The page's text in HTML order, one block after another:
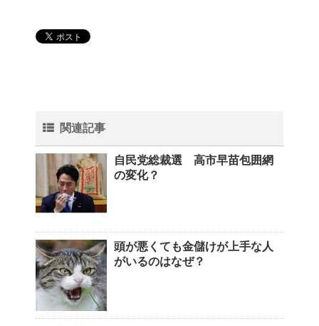
関連記事
自民党総裁選 高市早苗包囲網
の変化？
頭が悪くても金儲けが上手な人
がいるのはなぜ？